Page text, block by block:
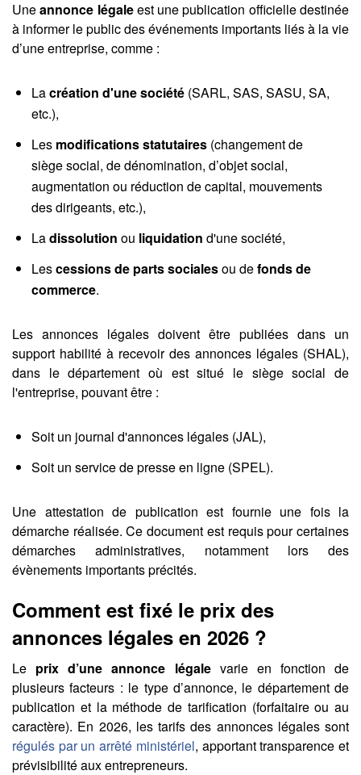
Uneannonce légaleest une publication officielle destinée
à informer le public des événements importants liés à la vie
d’une entreprise, comme :
Lacréation d'une société (SARL, SAS, SASU, SA,
etc.),
Les modifications statutaires (changement de
siège social, de dénomination, d’objet social,
augmentation ou réduction de capital, mouvements
des dirigeants, etc.),
Ladissolution ou liquidation d'une société,
Lescessions de parts socialesou defonds de
commerce.
Les annonces légales doivent être publiées dans un
support habilité à recevoir des annonces légales (SHAL),
dans le département où est situé le siège social de
l'entreprise, pouvant être :
Soit un journal d'annonces légales (JAL),
Soit un service de presse en ligne (SPEL).
Une attestation de publication est fournie une fois la
démarche réalisée. Ce document est requis pour certaines
démarches administratives, notamment lors des
évènements importants précités.
Comment est fixé le prix des
annonces légales en 2026 ?
Le prix d’une annonce légalevarie en fonction de
plusieurs facteurs : le type d’annonce, le département de
publication et la méthode de tarification (forfaitaire ou au
caractère). En 2026, les tarifs des annonces légales sont
régulés par un arrêté ministériel, apportant transparence et
prévisibilité aux entrepreneurs.